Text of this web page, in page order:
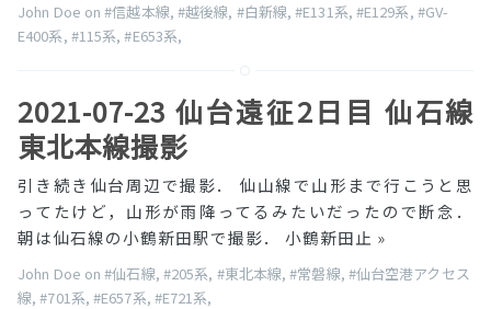
John Doe on#信越本線, #越後線, #白新線,#E131系, #E129系, #GV-
E400系, #115系,#E653系,
2021-07-23 仙台遠征2日目 仙石線
東北本線撮影
引き続き仙台周辺で撮影． 仙山線で山形まで行こうと思
ってたけど，山形が雨降ってるみたいだったので断念．
朝は仙石線の小鶴新田駅で撮影． 小鶴新田止 »
John Doe on#仙石線, #205系, #東北本線,#常磐線, #仙台空港アクセス
線,#701系,#E657系, #E721系,